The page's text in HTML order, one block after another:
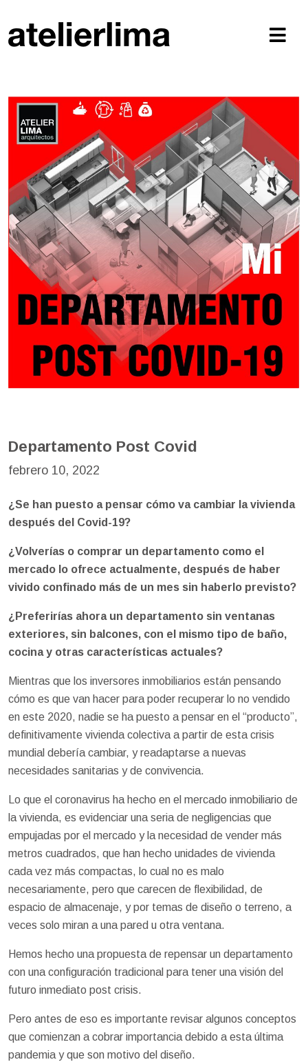
Departamento Post Covid
febrero 10, 2022
¿Se han puesto a pensar cómo va cambiar la vivienda
después del Covid-19?
¿Volverías o comprar un departamento como el
mercado lo ofrece actualmente, después de haber
vivido confinado más de un mes sin haberlo previsto?
¿Preferirías ahora un departamento sin ventanas
exteriores, sin balcones, con el mismo tipo de baño,
cocina y otras características actuales?
Mientras que los inversores inmobiliarios están pensando
cómo es que van hacer para poder recuperar lo no vendido
en este 2020, nadie se ha puesto a pensar en el “producto”,
definitivamente vivienda colectiva a partir de esta crisis
mundial debería cambiar, y readaptarse a nuevas
necesidades sanitarias y de convivencia.
Lo que el coronavirus ha hecho en el mercado inmobiliario de
la vivienda, es evidenciar una seria de negligencias que
empujadas por el mercado y la necesidad de vender más
metros cuadrados, que han hecho unidades de vivienda
cada vez más compactas, lo cual no es malo
necesariamente, pero que carecen de flexibilidad, de
espacio de almacenaje, y por temas de diseño o terreno, a
veces solo miran a una pared u otra ventana.
Hemos hecho una propuesta de repensar un departamento
con una configuración tradicional para tener una visión del
futuro inmediato post crisis.
Pero antes de eso es importante revisar algunos conceptos
que comienzan a cobrar importancia debido a esta última
pandemia y que son motivo del diseño.